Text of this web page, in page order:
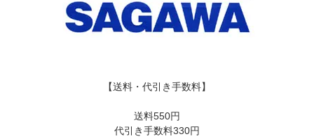
【送料・代引き手数料】
送料550円
代引き手数料330円